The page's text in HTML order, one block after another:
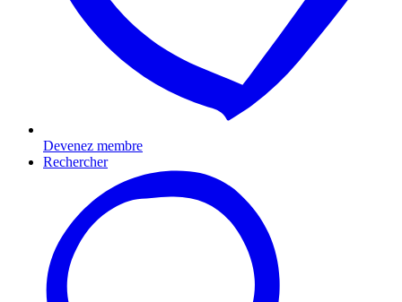
Devenez membre
Rechercher